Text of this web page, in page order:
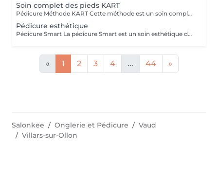
Soin complet des pieds KART
Pédicure Méthode KART Cette méthode est un soin complet des pieds, destiné à améliorer le confort et l'aspect de la peau et des ongles. Réalisé avec la méthode KART, ce soin se distingue par une approche douce, précise et sans lame, respectueuse de la peau. Ce soin comprend : Un nettoyage et une préparation de la peau Un travail ciblé des zones épaissies et des callosités Le soin des ongles et des cuticules L'application de produits spécifiques adaptés à chaque besoin Une finition hydratante pour une peau souple et confortable Idéal pour les pieds secs, sensibles ou inconfortables. Convient aux femmes, aux hommes, aux personnes âgées, aux personnes diabétiques (hors contre-indication médical ) Femme enceinte après 3 mois N'attendez pas d'avoir mal pour prendre soin de vos pieds. Chaque pied raconte son histoire.
Pédicure esthétique
Pédicure Smart La pédicure Smart est un soin esthétique des pieds qui allie beauté et légèreté. Ce soin comprend : Une préparation douce de l'ongle Un travail soigné des cuticules Une mise en forme harmonieuse La pose de vernis semi-permanent pour une tenue durable et brillante Idéale pour des pieds nets, élégants et soignés au quotidien. Des pieds beaux, jusqu'au bout des ongles.
« 1 2 3 4 ... 44 »
Salonkee Onglerie et Pédicure
Vaud
Villars-sur-Ollon